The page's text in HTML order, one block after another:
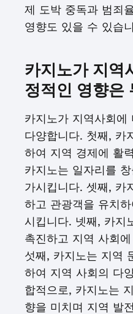
제 도박 중독과 범죄
영향도 있을 수 있습
카지노가 지역
정적인 영향은
카지노가 지역사회에
다양합니다. 첫째, 카
하여 지역 경제에 활
카지노는 일자리를
가시킵니다. 셋째, 카
하고 관광객을 유치
시킵니다. 넷째, 카지
촉진하고 지역 사회
섯째, 카지노는 지역
하여 지역 사회의 다
합적으로, 카지노는
향을 미치며 지역 발